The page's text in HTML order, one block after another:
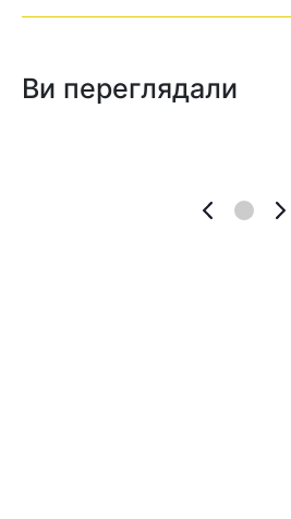
Ви переглядали